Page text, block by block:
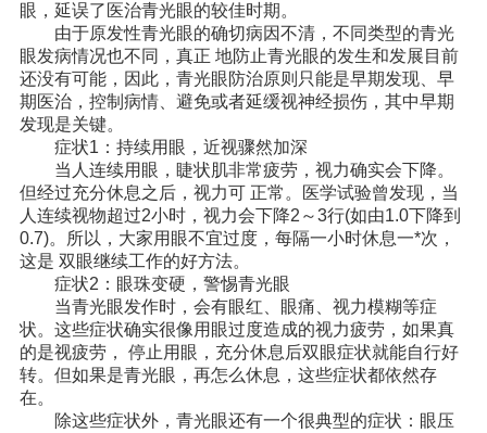
眼，延误了医治青光眼的较佳时期。
由于原发性青光眼的确切病因不清，不同类型的青光
眼发病情况也不同，真正 地防止青光眼的发生和发展目前
还没有可能，因此，青光眼防治原则只能是早期发现、早
期医治，控制病情、避免或者延缓视神经损伤，其中早期
发现是关键。
症状1：持续用眼，近视骤然加深
当人连续用眼，睫状肌非常疲劳，视力确实会下降。
但经过充分休息之后，视力可 正常。医学试验曾发现，当
人连续视物超过2小时，视力会下降2～3行(如由1.0下降到
0.7)。所以，大家用眼不宜过度，每隔一小时休息一*次，
这是 双眼继续工作的好方法。
症状2：眼珠变硬，警惕青光眼
当青光眼发作时，会有眼红、眼痛、视力模糊等症
状。这些症状确实很像用眼过度造成的视力疲劳，如果真
的是视疲劳， 停止用眼，充分休息后双眼症状就能自行好
转。但如果是青光眼，再怎么休息，这些症状都依然存
在。
除这些症状外，青光眼还有一个很典型的症状：眼压